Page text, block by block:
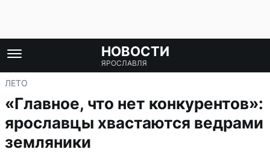
НОВОСТИ
ЯРОСЛАВЛЯ
ЛЕТО
«Главное, что нет конкурентов»:
ярославцы хвастаются ведрами
земляники